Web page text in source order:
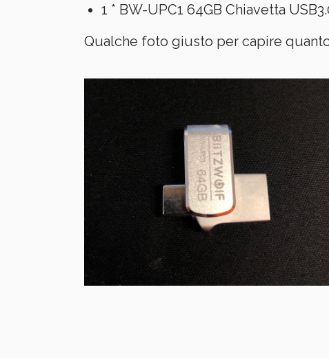
1 * BW-UPC1 64GB Chiavetta
Qualche foto giusto per capire